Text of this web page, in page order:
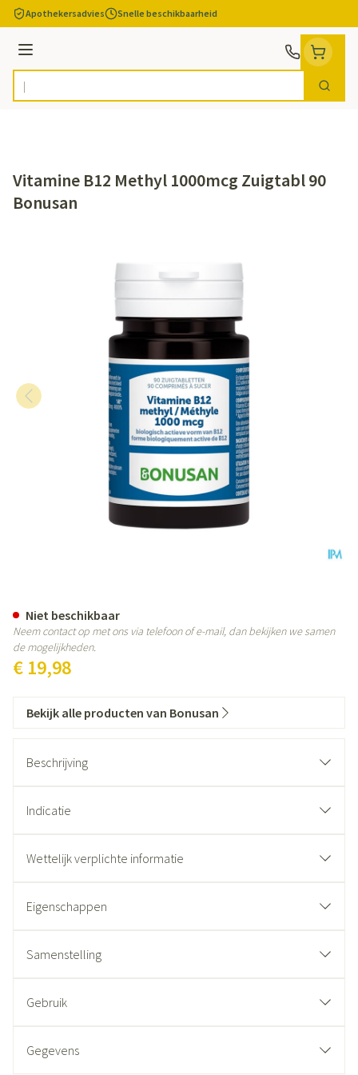
Ga naar de inhoud
Apothekersadvies Snelle beschikbaarheid
Menu
Product, merk, categorie... Zoek
Vitamine B12 Methyl 1000mcg Zuigtabl 90
Bonusan
€ 19,98
Niet beschikbaar
Neem contact op met ons via telefoon of e-mail, dan bekijken we samen
de mogelijkheden.
Bekijk alle producten van Bonusan
Beschrijving
Indicatie
Wettelijk verplichte informatie
Eigenschappen
Samenstelling
Gebruik
Gegevens